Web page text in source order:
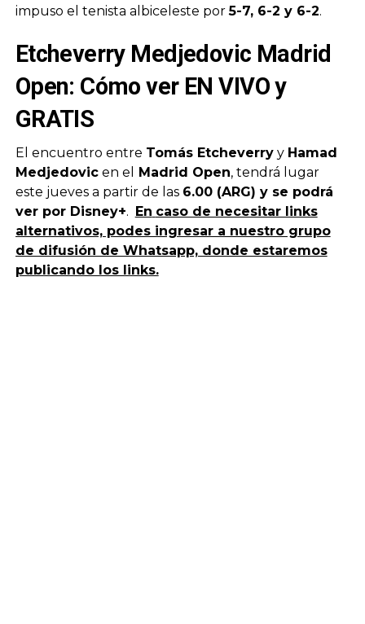
impuso el tenista albiceleste por5-7, 6-2 y 6-2.
Etcheverry Medjedovic Madrid
Open: Cómo ver EN VIVO y
GRATIS
El encuentro entre Tomás Etcheverryy Hamad
Medjedovicen el Madrid Open, tendrá lugar
este jueves a partir de las 6.00 (ARG) y se podrá
ver por Disney+. En caso de necesitar links
alternativos, podes ingresar a nuestro grupo
de difusión de Whatsapp, donde estaremos
publicando los links.